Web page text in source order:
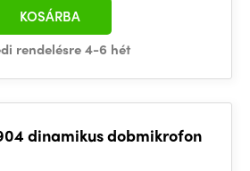
rendelésre 4-6 hét
KOSÁRBA
dinamikus dobmikrofon